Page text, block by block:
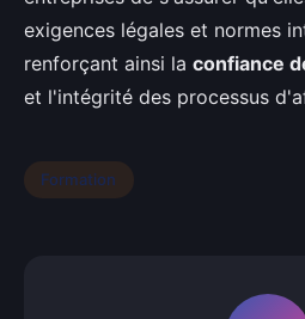
exigences légales et normes
renforçant ainsi la confiance
et l'intégrité des processus
Formation